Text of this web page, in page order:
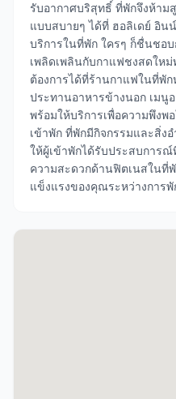
รับอากาศบริสุทธิ์ ที่พักจึงห้าม
แบบสบายๆ ได้ที่ ฮอลิเดย์ อิน
บริการในที่พัก ใครๆ ก็ชื่นชอ
เพลิดเพลินกับกาแฟชงสดให
ต้องการได้ที่ร้านกาแฟในที่พัก
ประทานอาหารข้างนอก เมนู
พร้อมให้บริการเพื่อความพึง
เข้าพัก ที่พักมีกิจกรรมและสิ่ง
ให้ผู้เข้าพักได้รับประสบการ
ความสะดวกด้านฟิตเนสในที่
แข็งแรงของคุณระหว่างการ